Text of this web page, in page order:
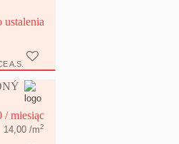
ustalenia
A.S.
/ miesiąc
14,00 /m2